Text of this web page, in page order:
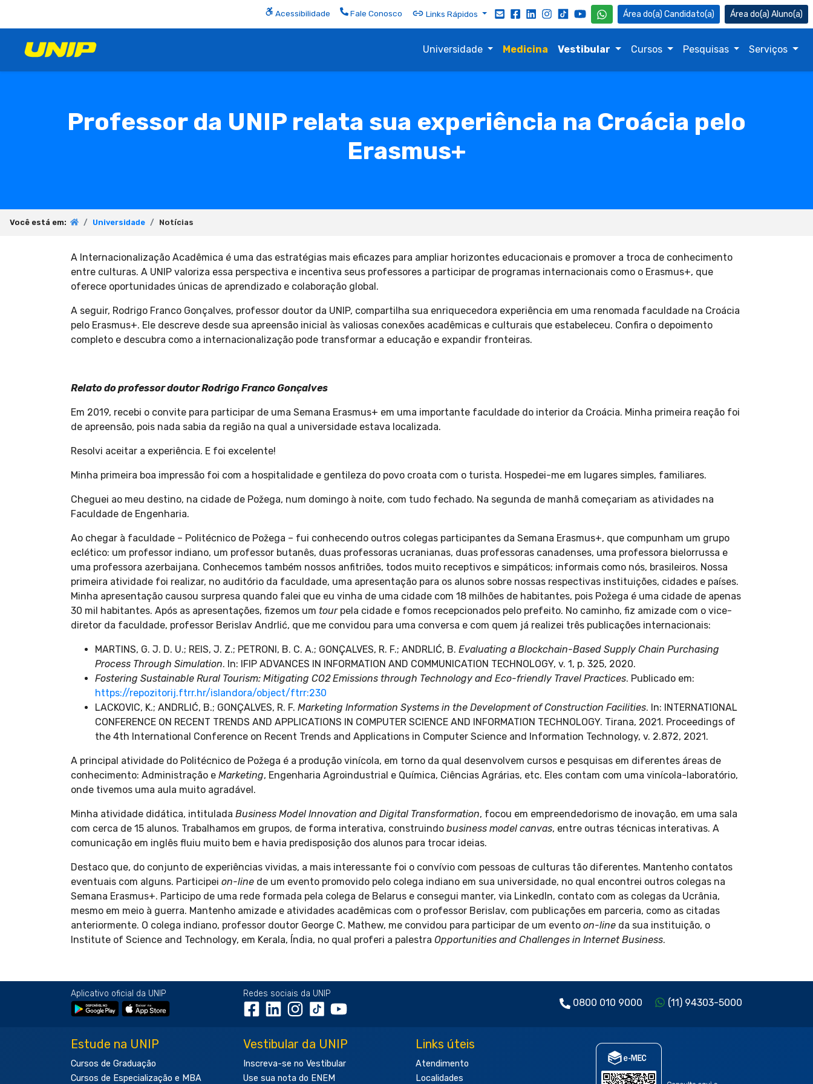
Acessibilidade Fale Conosco Links Rápidos Candidato(a) Aluno(a)
Universidade Medicina Vestibular Cursos Pesquisas Serviços
Professor da UNIP relata sua experiência na Croácia pelo
Erasmus+
Você está em: Universidade Notícias
A Internacionalização Acadêmica é uma das estratégias mais eficazes para ampliar horizontes educacionais e promover a troca de conhecimento
entre culturas. A UNIP valoriza essa perspectiva e incentiva seus professores a participar de programas internacionais como o Erasmus+, que
oferece oportunidades únicas de aprendizado e colaboração global.
A seguir, Rodrigo Franco Gonçalves, professor doutor da UNIP, compartilha sua enriquecedora experiência em uma renomada faculdade na Croácia
pelo Erasmus+. Ele descreve desde sua apreensão inicial às valiosas conexões acadêmicas e culturais que estabeleceu. Confira o depoimento
completo e descubra como a internacionalização pode transformar a educação e expandir fronteiras.
Relato do professor doutor Rodrigo Franco Gonçalves
Em 2019, recebi o convite para participar de uma Semana Erasmus+ em uma importante faculdade do interior da Croácia. Minha primeira reação foi
de apreensão, pois nada sabia da região na qual a universidade estava localizada.
Resolvi aceitar a experiência. E foi excelente!
Minha primeira boa impressão foi com a hospitalidade e gentileza do povo croata com o turista. Hospedei-me em lugares simples, familiares.
Cheguei ao meu destino, na cidade de Požega, num domingo à noite, com tudo fechado. Na segunda de manhã começariam as atividades na
Faculdade de Engenharia.
Ao chegar à faculdade – Politécnico de Požega – fui conhecendo outros colegas participantes da Semana Erasmus+, que compunham um grupo
eclético: um professor indiano, um professor butanês, duas professoras ucranianas, duas professoras canadenses, uma professora bielorrussa e
uma professora azerbaijana. Conhecemos também nossos anfitriões, todos muito receptivos e simpáticos; informais como nós, brasileiros. Nossa
primeira atividade foi realizar, no auditório da faculdade, uma apresentação para os alunos sobre nossas respectivas instituições, cidades e países.
Minha apresentação causou surpresa quando falei que eu vinha de uma cidade com 18 milhões de habitantes, pois Požega é uma cidade de apenas
30 mil habitantes. Após as apresentações, fizemos um tourpela cidade e fomos recepcionados pelo prefeito. No caminho, fiz amizade com o vice-
diretor da faculdade, professor Berislav Andrlić, que me convidou para uma conversa e com quem já realizei três publicações internacionais:
MARTINS, G. J. D. U.; REIS, J. Z.; PETRONI, B. C. A.; GONÇALVES, R. F.; ANDRLIĆ, B. Evaluating a Blockchain-Based Supply Chain Purchasing
Process Through Simulation. In: IFIP ADVANCES IN INFORMATION AND COMMUNICATION TECHNOLOGY, v. 1, p. 325, 2020.
Fostering Sustainable Rural Tourism: Mitigating CO2 Emissions through Technology and Eco-friendly Travel Practices. Publicado em:
https://repozitorij.ftrr.hr/islandora/object/ftrr:230
LACKOVIC, K.; ANDRLIĆ, B.; GONÇALVES, R. F. Marketing Information Systems in the Development of Construction Facilities. In: INTERNATIONAL
CONFERENCE ON RECENT TRENDS AND APPLICATIONS IN COMPUTER SCIENCE AND INFORMATION TECHNOLOGY. Tirana, 2021. Proceedings of
the 4th International Conference on Recent Trends and Applications in Computer Science and Information Technology, v. 2.872, 2021.
A principal atividade do Politécnico de Požega é a produção vinícola, em torno da qual desenvolvem cursos e pesquisas em diferentes áreas de
conhecimento: Administração e Marketing, Engenharia Agroindustrial e Química, Ciências Agrárias, etc. Eles contam com uma vinícola-laboratório,
onde tivemos uma aula muito agradável.
Minha atividade didática, intitulada Business Model Innovation and Digital Transformation, focou em empreendedorismo de inovação, em uma sala
com cerca de 15 alunos. Trabalhamos em grupos, de forma interativa, construindo business model canvas, entre outras técnicas interativas. A
comunicação em inglês fluiu muito bem e havia predisposição dos alunos para trocar ideias.
Destaco que, do conjunto de experiências vividas, a mais interessante foi o convívio com pessoas de culturas tão diferentes. Mantenho contatos
eventuais com alguns. Participei on-line de um evento promovido pelo colega indiano em sua universidade, no qual encontrei outros colegas na
Semana Erasmus+. Participo de uma rede formada pela colega de Belarus e consegui manter, via LinkedIn, contato com as colegas da Ucrânia,
mesmo em meio à guerra. Mantenho amizade e atividades acadêmicas com o professor Berislav, com publicações em parceria, como as citadas
anteriormente. O colega indiano, professor doutor George C. Mathew, me convidou para participar de um evento on-line da sua instituição, o
Institute of Science and Technology, em Kerala, Índia, no qual proferi a palestra Opportunities and Challenges in Internet Business.
Aplicativo oficial da UNIP Redes sociais da UNIP
0800 010 9000 (11) 94303-5000
Estude na UNIP
Cursos de Graduação
Cursos de Especialização e MBA
Vestibular da UNIP
Inscreva-se no Vestibular
Use sua nota do ENEM
Links úteis
Atendimento
Localidades